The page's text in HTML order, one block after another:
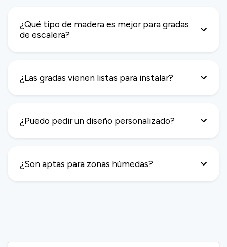
¿Qué tipo de madera es mejor para gradas
de escalera?
¿Las gradas vienen listas para instalar?
¿Puedo pedir un diseño personalizado?
¿Son aptas para zonas húmedas?